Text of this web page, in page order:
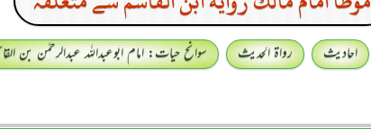
احادیث رواۃ الحدیث
سوانح حیات: امام ابوعبداللہ عبدالرحمٰن بن